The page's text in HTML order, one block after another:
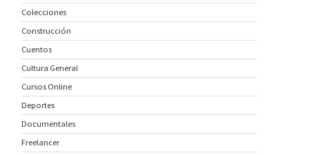
Colecciones
Construcción
Cuentos
Cultura General
Cursos Online
Deportes
Documentales
Freelancer